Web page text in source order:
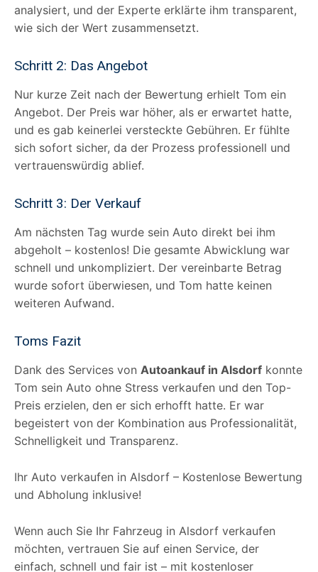
analysiert, und der Experte erklärte ihm transparent,
wie sich der Wert zusammensetzt.
Schritt 2: Das Angebot
Nur kurze Zeit nach der Bewertung erhielt Tom ein
Angebot. Der Preis war höher, als er erwartet hatte,
und es gab keinerlei versteckte Gebühren. Er fühlte
sich sofort sicher, da der Prozess professionell und
vertrauenswürdig ablief.
Schritt 3: Der Verkauf
Am nächsten Tag wurde sein Auto direkt bei ihm
abgeholt – kostenlos! Die gesamte Abwicklung war
schnell und unkompliziert. Der vereinbarte Betrag
wurde sofort überwiesen, und Tom hatte keinen
weiteren Aufwand.
Toms Fazit
Dank des Services von Autoankauf in Alsdorf konnte
Tom sein Auto ohne Stress verkaufen und den Top-
Preis erzielen, den er sich erhofft hatte. Er war
begeistert von der Kombination aus Professionalität,
Schnelligkeit und Transparenz.
Ihr Auto verkaufen in Alsdorf – Kostenlose Bewertung
und Abholung inklusive!
Wenn auch Sie Ihr Fahrzeug in Alsdorf verkaufen
möchten, vertrauen Sie auf einen Service, der
einfach, schnell und fair ist – mit kostenloser